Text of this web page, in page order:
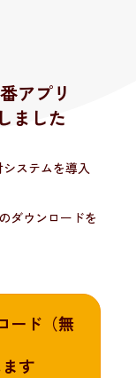
アプリ
ました
ステムを導入
ダウンロードを
ード（無
す